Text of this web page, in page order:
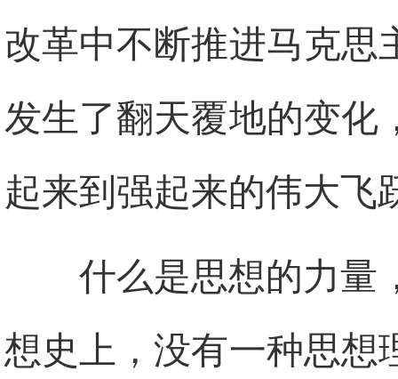
改革中不断推进马克思
发生了翻天覆地的变化
起来到强起来的伟大飞
什么是思想的力量
想史上，没有一种思想